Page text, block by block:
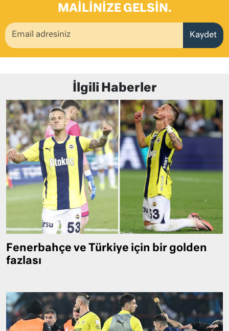
MAILINIZE GELSIN.
Kaydet
İlgili Haberler
Fenerbahçe ve Türkiye için bir golden
fazlası